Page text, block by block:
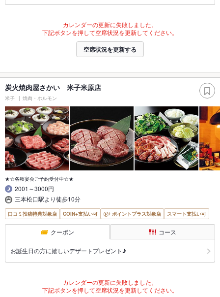
カレンダーの更新に失敗しました。
下記ボタンを押して空席状況を更新してください。
空席状況を更新する
炭火焼肉屋さかい 米子米原店
米子 焼肉・ホルモン
★☆各種宴会ご予約受付中☆★
2001～3000円
三本松口駅より徒歩10分
口コミ投稿特典対象店 COIN+支払い可 ポイントプラス対象店 スマート支払い可
クーポン コース
お誕生日の方に嬉しいデザートプレゼント♪
カレンダーの更新に失敗しました。
下記ボタンを押して空席状況を更新してください。